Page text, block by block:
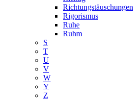
Richtungstäuschungen
Rigorismus
Ruhe
Ruhm
S
T
U
V
W
Y
Z